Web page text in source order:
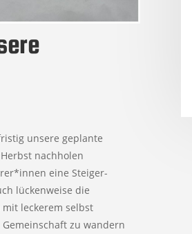
unsere geplante
nachholen
eine Steiger-
lückenweise die
leckerem selbst
zu wandern